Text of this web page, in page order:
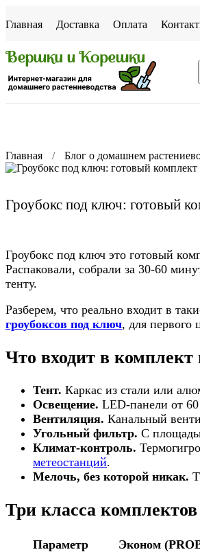
Главная Доставка Оплата
Главная Блог о домашнем
Гроубокс под ключ: готовый
Гроубокс под ключ это готовый
Распаковали, собрали за 30-60
тенту.
Разберем, что реально входит в
гроубоксов под ключ, для первого
Что входит в
Тент. Каркас из стали или
Освещение. LED-панели от
Вентиляция. Канальный
Угольный фильтр. С
Климат-контроль.
метеостанций.
Мелочь, без которой никак.
Три класса комплектов
Параметр Эконом